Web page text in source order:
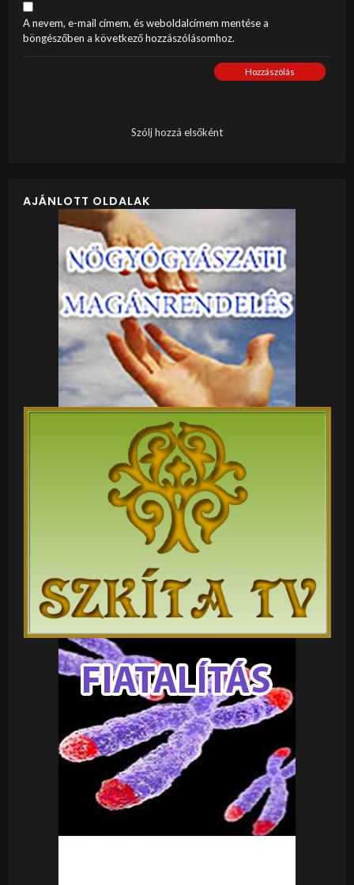
A nevem, e-mail címem, és weboldalcímem mentése a
böngészőben a következő hozzászólásomhoz.
Hozzászólás
Szólj hozzá elsőként
AJÁNLOTT OLDALAK